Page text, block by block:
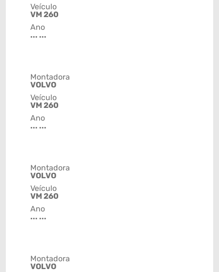
Veículo
VM 260
Ano
... ...
Montadora
VOLVO
Veículo
VM 260
Ano
... ...
Montadora
VOLVO
Veículo
VM 260
Ano
... ...
Montadora
VOLVO